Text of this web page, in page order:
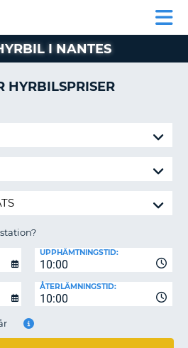
I NANTES
HYRBILSPRISER
10:00
UPPHÄMTNINGSTID:
10:00
ÅTERLÄMNINGSTID: